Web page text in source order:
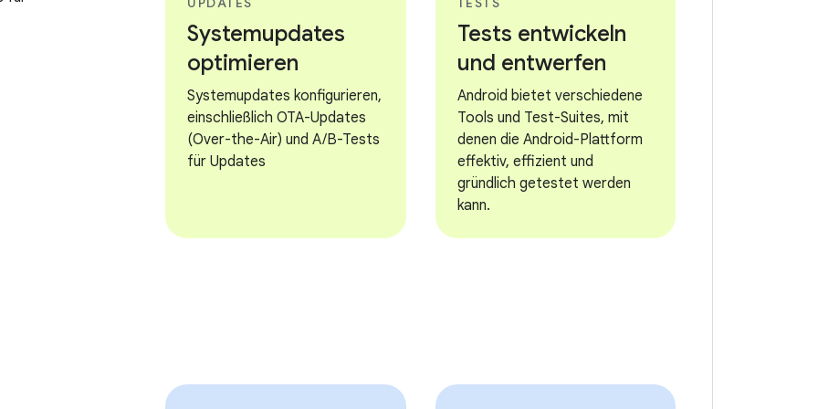
Systemupdates
optimieren
Systemupdates konfigurieren,
einschließlich OTA-Updates
(Over-the-Air) und A/B-Tests
für Updates
Tests entwickeln
und entwerfen
Android bietet verschiedene
Tools und Test-Suites, mit
denen die Android-Plattform
effektiv, effizient und
gründlich getestet werden
kann.